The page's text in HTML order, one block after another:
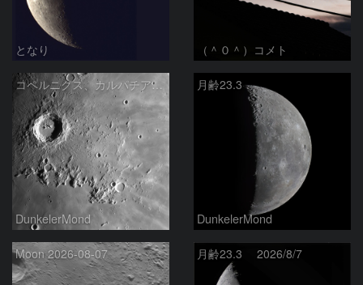
となり （＾０＾）コメト
コペルニクス、カルパチア山脈付近
DunkelerMond
月齢23.3
DunkelerMond
Moon 2026-08-07 月齢23.3 2026/8/7